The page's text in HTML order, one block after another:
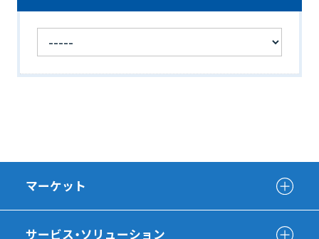
マーケット
サービス・ソリューション